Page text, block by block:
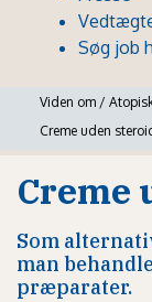
Søg job
Viden om /
Creme uden
Creme
Som
man
præparater.